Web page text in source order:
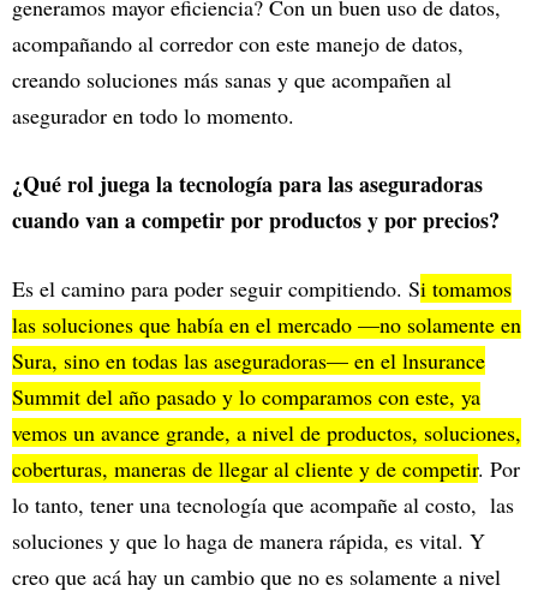
generamos mayor eficiencia? Con un buen uso de datos,
acompañando al corredor con este manejo de datos,
creando soluciones más sanas y que acompañen al
asegurador en todo lo momento.
¿Qué rol juega la tecnología para las aseguradoras
cuando van a competir por productos y por precios?
Es el camino para poder seguir compitiendo. Si tomamos
las soluciones que había en el mercado —no solamente en
Sura, sino en todas las aseguradoras— en el lnsurance
Summit del año pasado y lo comparamos con este, ya
vemos un avance grande, a nivel de productos, soluciones,
coberturas, maneras de llegar al cliente y de competir. Por
lo tanto, tener una tecnología que acompañe al costo, las
soluciones y que lo haga de manera rápida, es vital. Y
creo que acá hay un cambio que no es solamente a nivel